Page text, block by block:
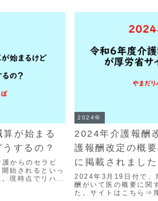
が始まる
するの？
からのセラピ
始されるといっ
現時点でリハ多
2024年
2024年介護報酬
護報酬改定の概
に掲載されました
2024年3月19日付で、
酬がいて医の概要に関
た。サイトはこちら⇒